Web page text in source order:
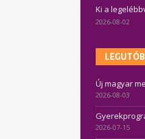
Ki a
2026-08-02
Új magyar
2026-08-03
2026-07-15